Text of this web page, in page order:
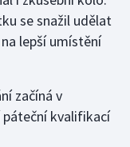
se snažil udělat
lepší umístění
začíná v
kvalifikací